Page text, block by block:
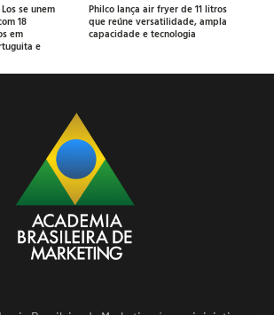
se unem
18
em
e
Philco lança air fryer de 11 litros
que reúne versatilidade, ampla
capacidade e tecnologia